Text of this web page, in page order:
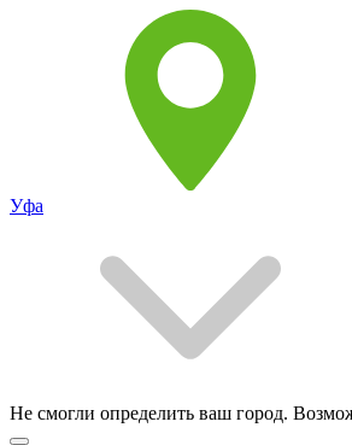
Уфа
Не смогли определить ваш город.